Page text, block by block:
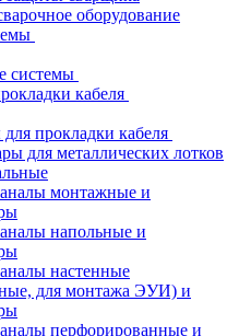
оборудование
системы
кабеля
прокладки кабеля
для металлических лотков
монтажные и
напольные и
настенные
для монтажа ЭУИ) и
перфорированные и